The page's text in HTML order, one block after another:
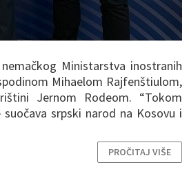
Ministarstva inostranih
Mihaelom Rajfenštiulom,
Jernom Rodeom. “Tokom
srpski narod na Kosovu i
PROČITAJ VIŠE